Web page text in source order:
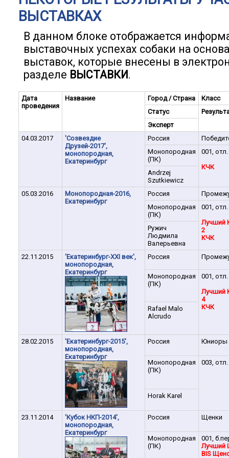
ВЫСТАВКАХ
В данном блоке отображается
выставочных успехах собаки на
выставок, которые внесены в
разделе ВЫСТАВКИ.
Дата
проведения
Название Город / Страна
Класс
Статус
Эксперт
04.03.2017
'Созвездие
Друзей-2017',
монопородная,
Екатеринбург
Россия
Монопородная
(ПК)
001, отл.
КЧК
Andrzej
Szutkiewicz
05.03.2016
Монопородная-2016,
Екатеринбург
Россия
Монопородная
(ПК)
001, отл.
Лучший
2
КЧК
Ружич
Людмила
Валерьевна
22.11.2015
'Екатеринбург-XXI век',
монопородная,
Екатеринбург
Россия
Монопородная
(ПК)
001, отл.
Лучший
4
КЧК
Rafael Malo
Alcrudo
28.02.2015
'Екатеринбург-2015',
монопородная,
Екатеринбург
Россия Юниоры
Монопородная
(ПК)
003, отл.
Horak Karel
23.11.2014
'Кубок НКП-2014',
монопородная,
Екатеринбург
Россия Щенки
Монопородная
(ПК)
001,
Лучший
BIS